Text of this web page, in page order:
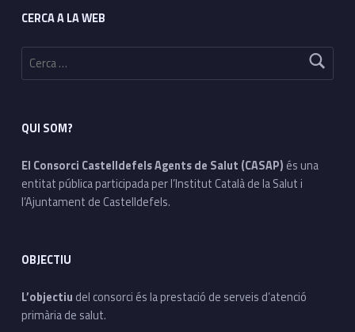
CERCA A LA WEB
Cerca:
QUI SOM?
El Consorci Castelldefels Agents de Salut (CASAP) és una
entitat pública participada per l’Institut Català de la Salut i
l’Ajuntament de Castelldefels.
OBJECTIU
L’objectiu del consorci és la prestació de serveis d’atenció
primària de salut.